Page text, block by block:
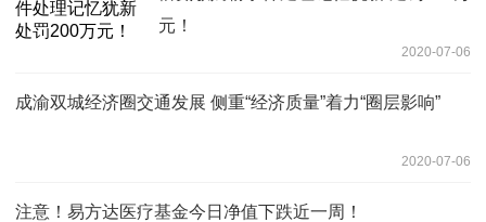
元！
2020-07-06
成渝双城经济圈交通发展 侧重“经济质量”着力“圈层影响”
2020-07-06
注意！易方达医疗基金今日净值下跌近一周！